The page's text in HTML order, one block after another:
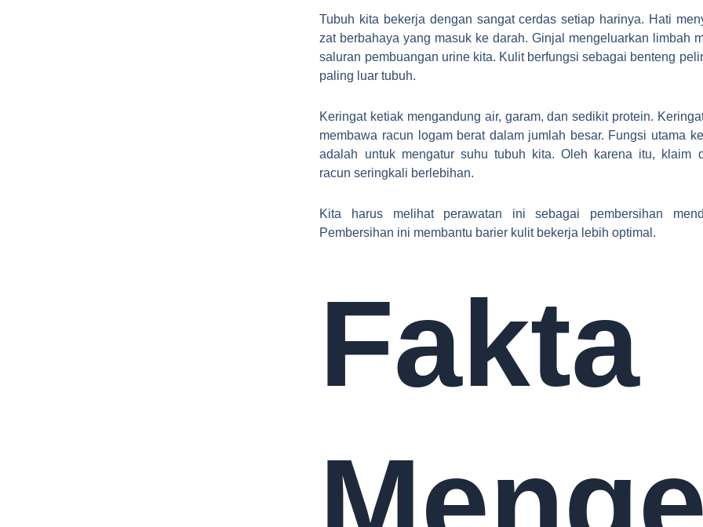
Tubuh kita bekerja dengan sangat cerdas setiap harinya. Hati
zat berbahaya yang masuk ke darah. Ginjal mengeluarkan limbah
saluran pembuangan urine kita. Kulit berfungsi sebagai benteng
paling luar tubuh.
Keringat ketiak mengandung air, garam, dan sedikit protein.
membawa racun logam berat dalam jumlah besar. Fungsi utama
adalah untuk mengatur suhu tubuh kita. Oleh karena itu, klaim
racun seringkali berlebihan.
Kita harus melihat perawatan ini sebagai pembersihan
Pembersihan ini membantu barier kulit bekerja lebih optimal.
Fakta